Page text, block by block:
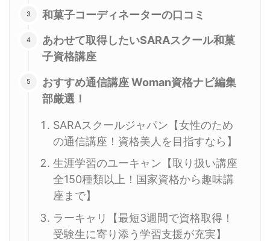
和菓子コーディネーターの口コミ
あわせて取得したいSARAスクール和菓
子資格講座
おすすめ通信講座 Woman資格ナビ編集
部厳選！
SARAスクールジャパン【女性のため
の通信講座！資格美人を目指すなら】
生涯学習のユーキャン【取り扱い講座
全150種類以上！国家資格から趣味講
座まで】
ラーキャリ【最短3週間で資格取得！
受験生に寄り添う学習支援が充実】